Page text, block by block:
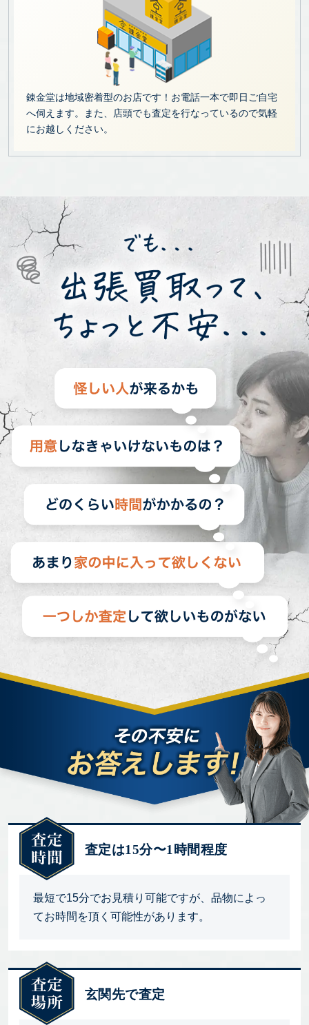
錬金堂は地域密着型のお店です！お電話一本で即日ご自宅
へ伺えます。また、店頭でも査定を行なっているので気軽
にお越しください。
査定は15分〜1時間程度
最短で15分でお見積り可能ですが、品物によっ
てお時間を頂く可能性があります。
玄関先で査定